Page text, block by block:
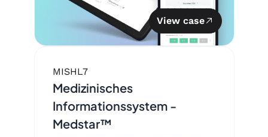
View case
MISHL7
Medizinisches
Informationssystem -
Medstar™